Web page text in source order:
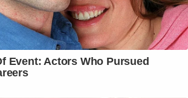
Event: Actors Who Pursued